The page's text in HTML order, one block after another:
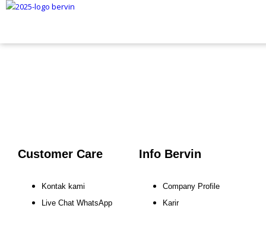
Customer Care
Kontak kami
Live Chat WhatsApp
Info Bervin
Company Profile
Karir